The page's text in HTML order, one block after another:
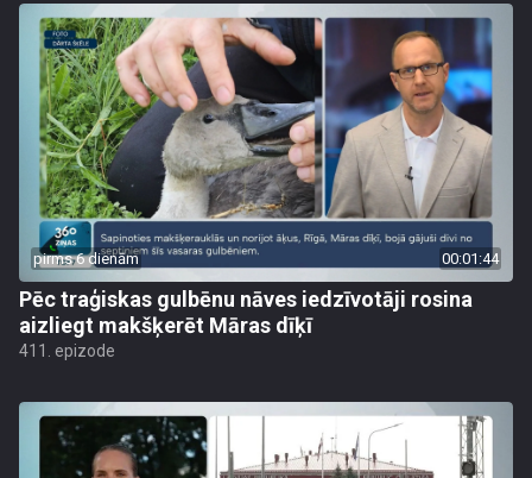
pirms 6 dienām 00:01:44
Pēc traģiskas gulbēnu nāves iedzīvotāji rosina
aizliegt makšķerēt Māras dīķī
411. epizode